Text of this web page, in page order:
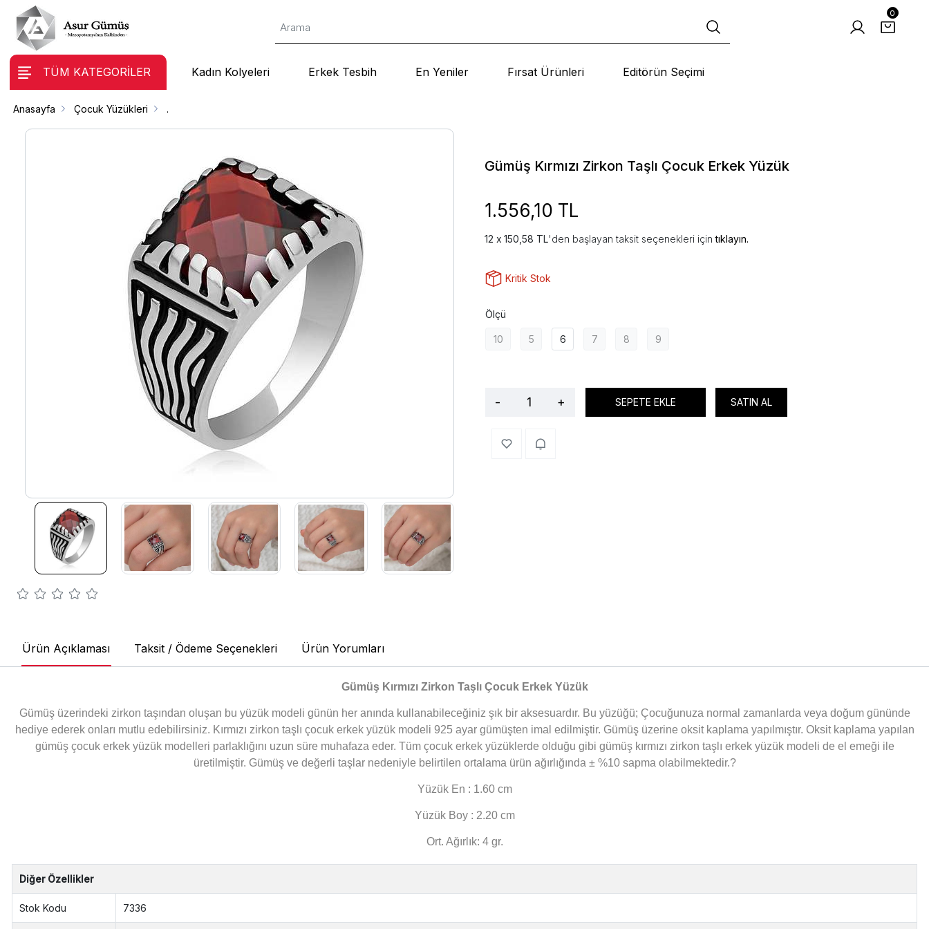
0
TÜM KATEGORİLER Kadın Kolyeleri Erkek Tesbih En Yeniler Fırsat Ürünleri Editörün Seçimi
Anasayfa Çocuk Yüzükleri .
Gümüş Kırmızı Zirkon Taşlı Çocuk Erkek Yüzük
1.556,10 TL
150,58 TL'den başlayan taksit seçenekleri içintıklayın.
Kritik Stok
Ölçü
10 5 6 7 8 9
- + SEPETE EKLE SATIN AL
Ürün Açıklaması Taksit / Ödeme Seçenekleri Ürün Yorumları
Gümüş Kırmızı Zirkon Taşlı Çocuk Erkek Yüzük
Gümüş üzerindeki zirkon taşından oluşan bu yüzük modeli günün her anında kullanabileceğiniz şık bir aksesuardır. Bu yüzüğü; Çocuğunuza normal zamanlarda veya doğum gününde
hediye ederek onları mutlu edebilirsiniz. Kırmızı zirkon taşlı çocuk erkek yüzük modeli 925 ayar gümüşten imal edilmiştir. Gümüş üzerine oksit kaplama yapılmıştır. Oksit kaplama yapılan
gümüş çocuk erkek yüzük modelleri parlaklığını uzun süre muhafaza eder. Tüm çocuk erkek yüzüklerde olduğu gibi gümüş kırmızı zirkon taşlı erkek yüzük modeli de el emeği ile
üretilmiştir. Gümüş ve değerli taşlar nedeniyle belirtilen ortalama ürün ağırlığında ± %10 sapma olabilmektedir.?
Yüzük En : 1.60 cm
Yüzük Boy : 2.20 cm
Ort. Ağırlık: 4 gr.
Diğer Özellikler
Stok Kodu 7336